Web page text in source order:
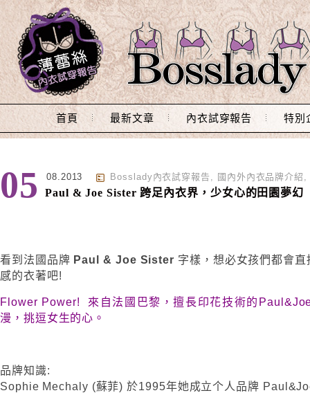
Main Menu
首頁 最新文章 內衣試穿報告 特別
05 08.2013 Bosslady內衣試穿報告 , 國內外內衣品牌介紹 ,
Paul & Joe Sister 跨足內衣界，少女心的田園夢幻
看到法國品牌 Paul & Joe Sister 字樣，想必女孩們都會
感的衣著吧!
Flower Power! 來自法國巴黎，擅長印花技術的
漫，挑逗女生的心。
品牌知識:
Sophie Mechaly (蘇菲) 於1995年她成立个人品牌